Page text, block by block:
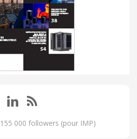
000 followers (pour IMP)